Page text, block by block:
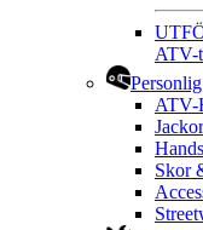
ATV-
ATV-
Skor